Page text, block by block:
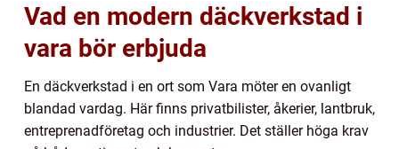
Vad en modern däckverkstad i
vara bör erbjuda
En däckverkstad i en ort som Vara möter en ovanligt
blandad vardag. Här finns privatbilister, åkerier, lantbruk,
entreprenadföretag och industrier. Det ställer höga krav